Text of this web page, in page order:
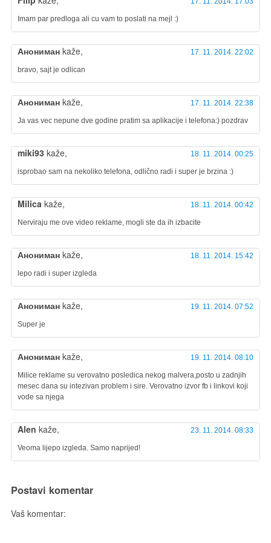
Imam par predloga ali cu vam to poslati na mejl :)
Анониман kaže, 17. 11. 2014. 22:02
bravo, sajt je odlican
Анониман kaže, 17. 11. 2014. 22:38
Ja vas vec nepune dve godine pratim sa aplikacije i telefona:) pozdrav
miki93 kaže, 18. 11. 2014. 00:25
isprobao sam na nekoliko telefona, odlično radi i super je brzina :)
Milica kaže, 18. 11. 2014. 00:42
Nerviraju me ove video reklame, mogli ste da ih izbacite
Анониман kaže, 18. 11. 2014. 15:42
lepo radi i super izgleda
Анониман kaže, 19. 11. 2014. 07:52
Super je
Анониман kaže, 19. 11. 2014. 08:10
Milice reklame su verovatno posledica nekog malvera,posto u zadnjih
mesec dana su intezivan problem i sire. Verovatno izvor fb i linkovi koji
vode sa njega
Alen kaže, 23. 11. 2014. 08:33
Veoma lijepo izgleda. Samo naprijed!
Postavi komentar
Vaš komentar: